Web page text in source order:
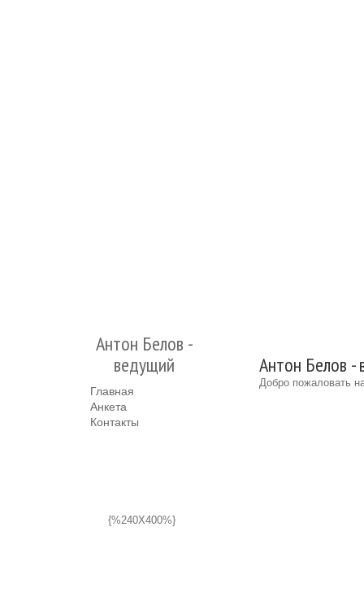
Антон Белов -
ведущий
Главная
Анкета
Контакты
{%240X400%}
Антон Белов -
Добро пожаловать